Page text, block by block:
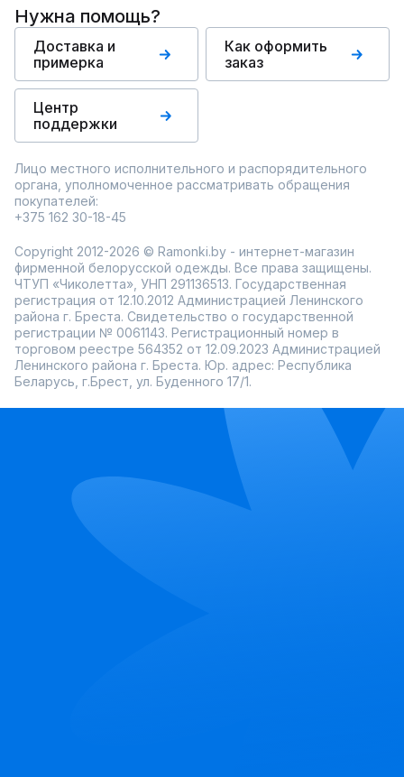
Нужна помощь?
Доставка и
примерка
Как оформить
заказ
Центр
поддержки
Лицо местного исполнительного и распорядительного
органа, уполномоченное рассматривать обращения
покупателей:
+375 162 30-18-45
Copyright 2012-2026 © Ramonki.by - интернет-магазин
фирменной белорусской одежды. Все права защищены.
ЧТУП «Чиколетта», УНП 291136513. Государственная
регистрация от 12.10.2012 Администрацией Ленинского
района г. Бреста. Свидетельство о государственной
регистрации № 0061143. Регистрационный номер в
торговом реестре 564352 от 12.09.2023 Администрацией
Ленинского района г. Бреста. Юр. адрес: Республика
Беларусь, г.Брест, ул. Буденного 17/1.